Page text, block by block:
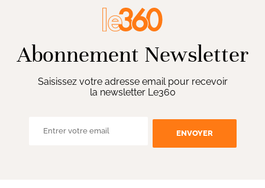
Abonnement Newsletter
Saisissez votre adresse email pour recevoir
la newsletter Le360
ENVOYER